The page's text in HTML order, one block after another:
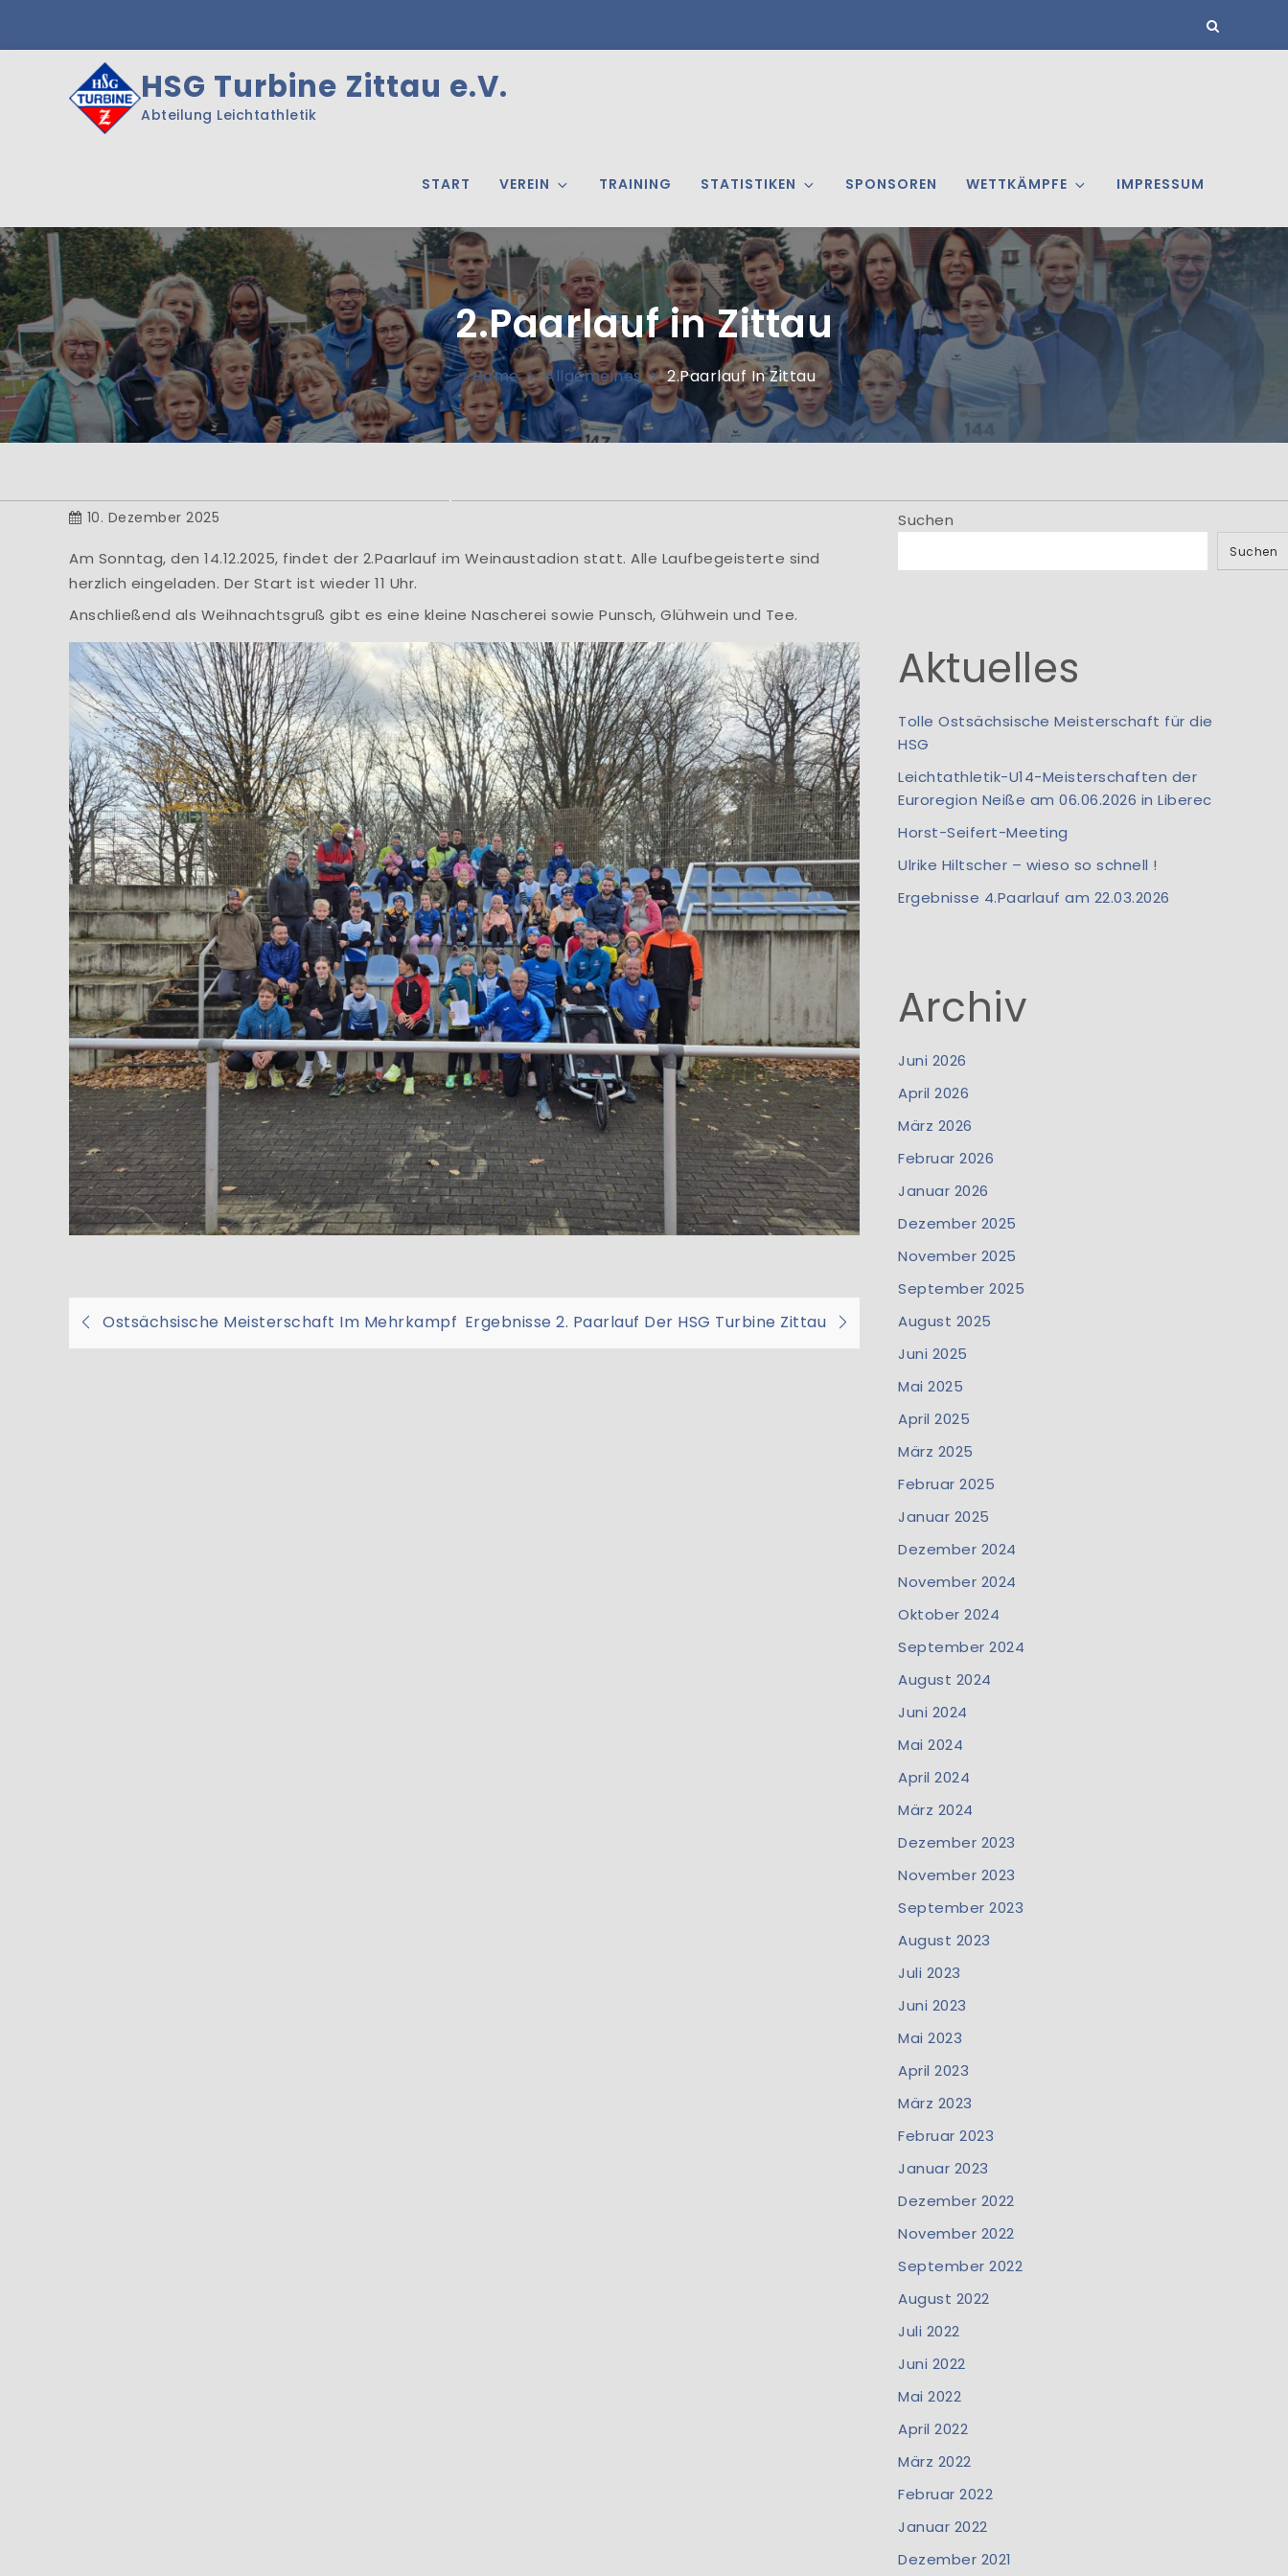
content
HSG Turbine Zittau e.V.
Abteilung Leichtathletik
START VEREIN TRAINING STATISTIKEN SPONSOREN WETTKÄMPFE IMPRESSUM
2.Paarlauf in Zittau
Home Allgemeines 2.Paarlauf In Zittau
Herzlich Willkommen
der HSG Turbine Zittau e.V., Abt. Leichtathletik Mario...
10. Dezember 2025
Am Sonntag, den 14.12.2025, findet der 2.Paarlauf im Weinaustadion statt. Alle Laufbegeisterte sind
herzlich eingeladen. Der Start ist wieder 11 Uhr.
Anschließend als Weihnachtsgruß gibt es eine kleine Nascherei sowie Punsch, Glühwein und Tee.
Beitragsnavigation
Ostsächsische Meisterschaft Im Mehrkampf Ergebnisse 2. Paarlauf Der HSG Turbine Zittau
Suchen
Suchen
Aktuelles
Tolle Ostsächsische Meisterschaft für die
HSG
Leichtathletik-U14-Meisterschaften der
Euroregion Neiße am 06.06.2026 in Liberec
Horst-Seifert-Meeting
Ulrike Hiltscher – wieso so schnell !
Ergebnisse 4.Paarlauf am 22.03.2026
Archiv
Juni 2026
April 2026
März 2026
Februar 2026
Januar 2026
Dezember 2025
November 2025
September 2025
August 2025
Juni 2025
Mai 2025
April 2025
März 2025
Februar 2025
Januar 2025
Dezember 2024
November 2024
Oktober 2024
September 2024
August 2024
Juni 2024
Mai 2024
April 2024
März 2024
Dezember 2023
November 2023
September 2023
August 2023
Juli 2023
Juni 2023
Mai 2023
April 2023
März 2023
Februar 2023
Januar 2023
Dezember 2022
November 2022
September 2022
August 2022
Juli 2022
Juni 2022
Mai 2022
April 2022
März 2022
Februar 2022
Januar 2022
Dezember 2021